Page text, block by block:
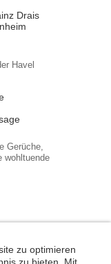
Drais
Havel
Gerüche,
wohltuende
Deutschland
zu optimieren